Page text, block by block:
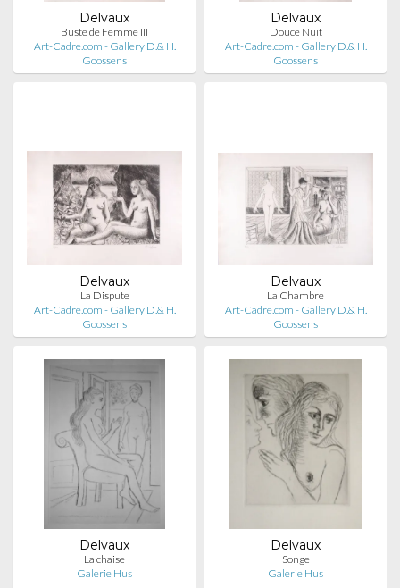
Delvaux
Buste de Femme III
Art-Cadre.com - Gallery D.& H.
Goossens
Delvaux
Douce Nuit
Art-Cadre.com - Gallery D.& H.
Goossens
Delvaux
La Dispute
Art-Cadre.com - Gallery D.& H.
Goossens
Delvaux
La Chambre
Art-Cadre.com - Gallery D.& H.
Goossens
Delvaux
La chaise
Galerie Hus
Delvaux
Songe
Galerie Hus